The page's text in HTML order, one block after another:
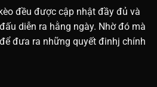
đều được cập nhật đầy đủ và
diễn ra hằng ngày. Nhờ đó mà
đưa ra những quyết đinhj chính